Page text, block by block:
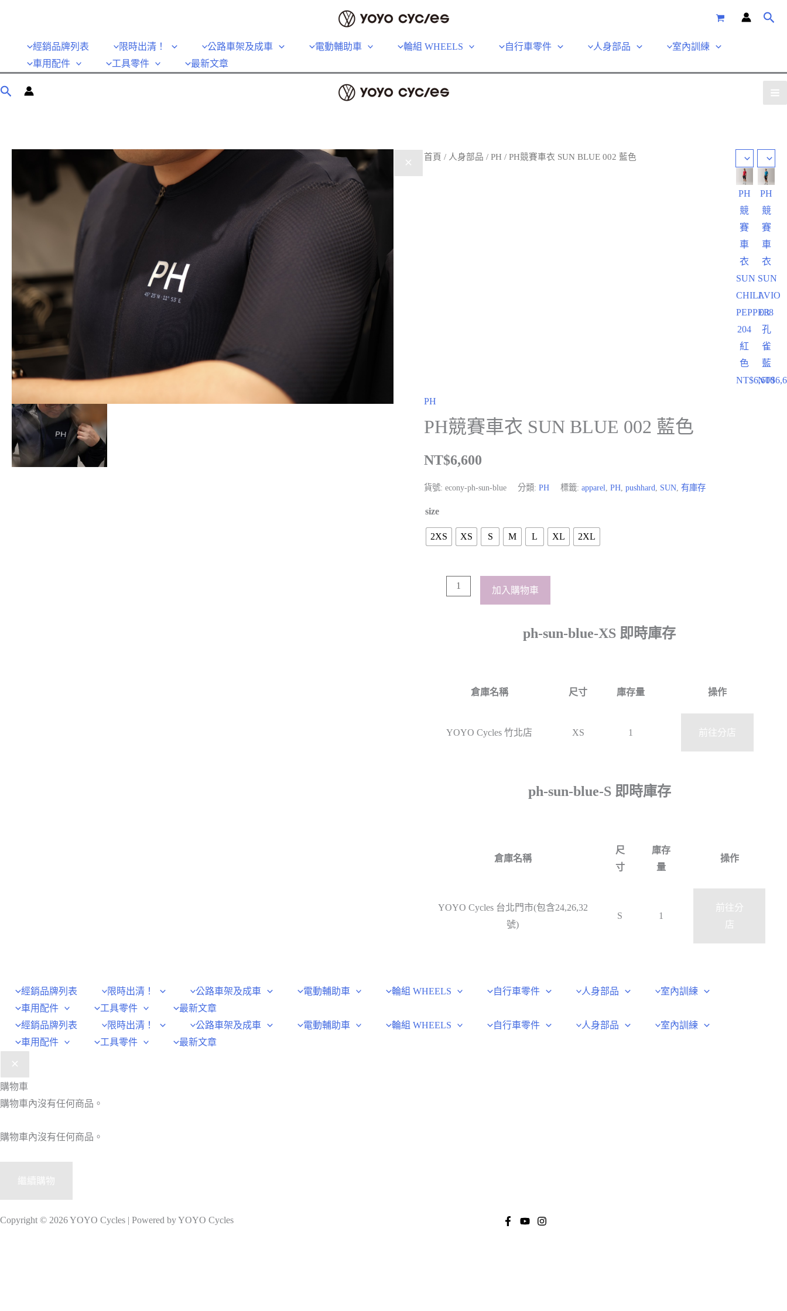
經銷品牌列表 限時出清！ 公路車架及成車 電動輔助車 輪組 WHEELS 自行車零件 人身部品
室內訓練
車用配件
工具零件 最新文章
PH
競
賽
車
衣
SUN
CHILI
PEPPER
204
紅
色
NT$6,600
PH
競
賽
車
衣
SUN
AVIO
038
孔
雀
藍
NT$
首頁 / 人身部品 /PH / PH競賽車衣 SUN BLUE 002 藍色
PH
PH競賽車衣 SUN BLUE 002 藍色
NT$6,600
貨號:econy-ph-sun-blue 分類:PH 標籤:apparel,PH,pushhard, SUN,有庫存
size
2XS XS S M L XL 2XL
加入購物車
ph-sun-blue-XS 即時庫存
倉庫名稱 尺寸 庫存量 操作
YOYO Cycles 竹北店 XS 1 前往分店
ph-sun-blue-S 即時庫存
倉庫名稱
尺
寸
庫存
量
操作
YOYO Cycles 台北門市(包含24,26,32
號)
S 1
前往分
店
經銷品牌列表 限時出清！ 公路車架及成車 電動輔助車 輪組 WHEELS 自行車零件 人身部品
室內訓練
車用配件
工具零件
最新文章
經銷品牌列表
限時出清！ 公路車架及成車 電動輔助車 輪組 WHEELS 自行車零件 人身部品
室內訓練
車用配件
工具零件 最新文章
購物車
購物車內沒有任何商品。
購物車內沒有任何商品。
繼續購物
Copyright © 2026 YOYO Cycles | Powered by YOYO Cycles